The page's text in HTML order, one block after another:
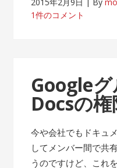
1件のコメント
Google
Docsの
今や会社でもドキュ
してメンバー間で共
うのですけど、これ